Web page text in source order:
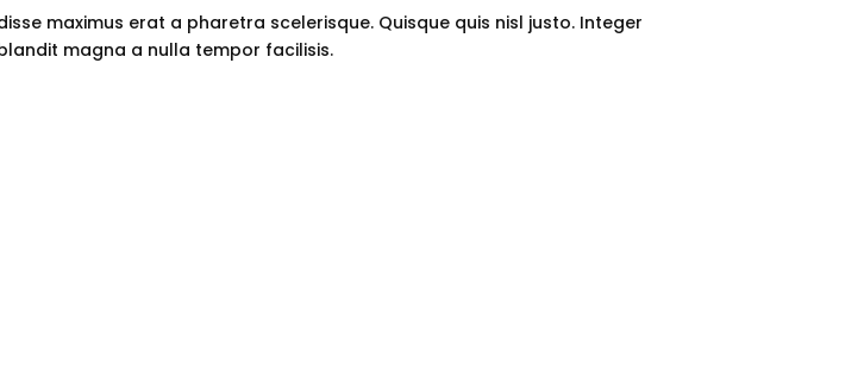
maximus erat a pharetra scelerisque. Quisque quis nisl justo. Integer
magna a nulla tempor facilisis.